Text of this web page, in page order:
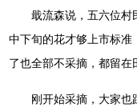
戢流森说，五六位村
中下旬的花才够上市标准
了也全部不采摘，都留在
刚开始采摘，大家也